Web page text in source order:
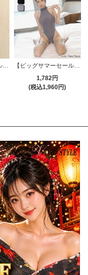
【ビッグサマーセール対象品】セクシーテディ(SEXYTEDDY) 855
【ビッグサマーセール対象品】レオタード(LEOTARD) 146
1,782円
(税込1,960円)